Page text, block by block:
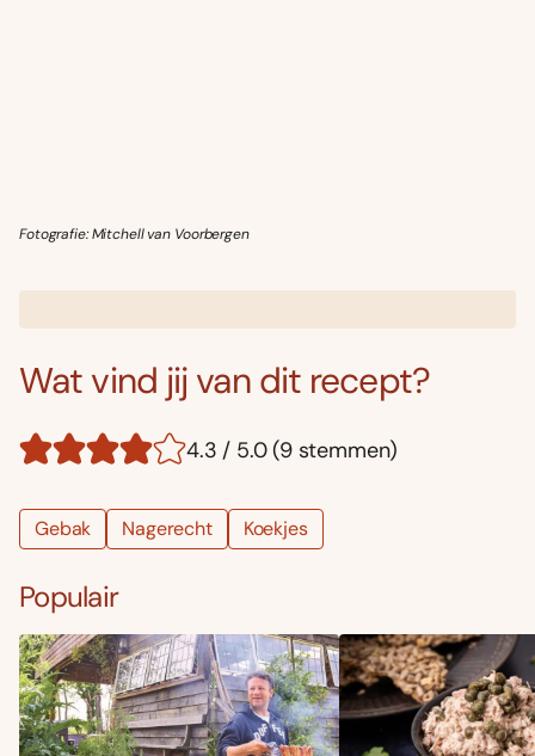
Fotografie: Mitchell van Voorbergen
Wat vind jij van dit recept?
4.3 / 5.0 (9 stemmen)
Gebak Nagerecht Koekjes
Populair